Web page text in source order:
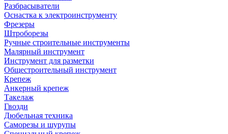
Разбрасыватели
Оснастка к электроинструменту
Фрезеры
Штроборезы
Ручные строительные инструменты
Малярный инструмент
Инструмент для разметки
Общестроительный инструмент
Крепеж
Анкерный крепеж
Такелаж
Гвозди
Дюбельная техника
Саморезы и шурупы